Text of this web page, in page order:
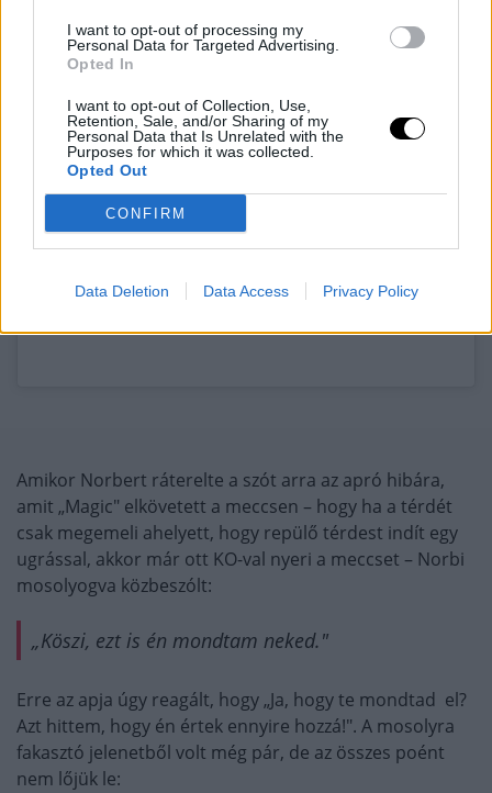
I want to opt-out of processing my
Personal Data for Targeted Advertising.
Opted In
I want to opt-out of Collection, Use,
Retention, Sale, and/or Sharing of my
Personal Data that Is Unrelated with the
Purposes for which it was collected.
Opted Out
CONFIRM
Data Deletion Data Access Privacy Policy
Amikor Norbert ráterelte a szót arra az apró hibára,
amit „Magic" elkövetett a meccsen – hogy ha a térdét
csak megemeli ahelyett, hogy repülő térdest indít egy
ugrással, akkor már ott KO-val nyeri a meccset – Norbi
mosolyogva közbeszólt:
„Köszi, ezt is én mondtam neked."
Erre az apja úgy reagált, hogy „Ja, hogy te mondtad el?
Azt hittem, hogy én értek ennyire hozzá!". A mosolyra
fakasztó jelenetből volt még pár, de az összes poént
nem lőjük le: